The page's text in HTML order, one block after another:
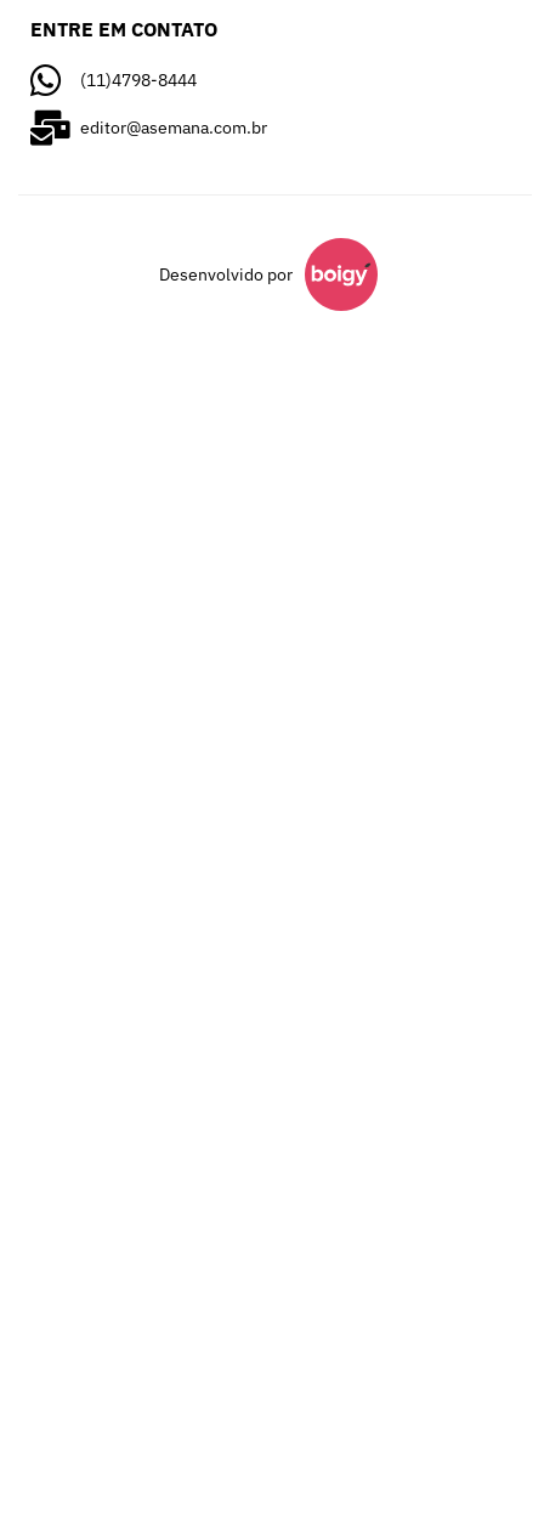
ENTRE EM CONTATO
(11)4798-8444
editor@asemana.com.br
Desenvolvido por